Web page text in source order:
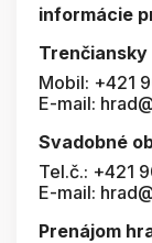
informácie
Trenčiansky
Mobil: +421
E-mail:
Svadobné
Tel.č.: +421
E-mail:
Prenájom